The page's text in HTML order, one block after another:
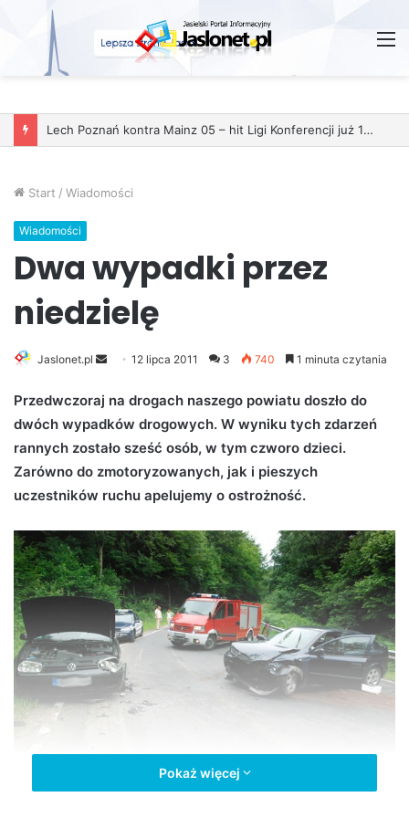
Start / Wiadomości
Wiadomości
Dwa wypadki przez
niedzielę
Jaslonet.pl
n
d
a
n
e
a
i
l
12 lipca 2011 3 740 1 minuta czytania
Przedwczoraj na drogach naszego powiatu doszło do
dwóch wypadków drogowych. W wyniku tych zdarzeń
rannych zostało sześć osób, w tym czworo dzieci.
Zarówno do zmotoryzowanych, jak i pieszych
uczestników ruchu apelujemy o ostrożność.
Pokaż więcej